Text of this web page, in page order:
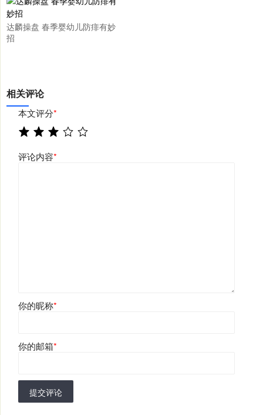
达麟操盘 春季婴幼儿防痱有妙
招
相关评论
本文评分*
评论内容*
你的昵称*
你的邮箱*
提交评论